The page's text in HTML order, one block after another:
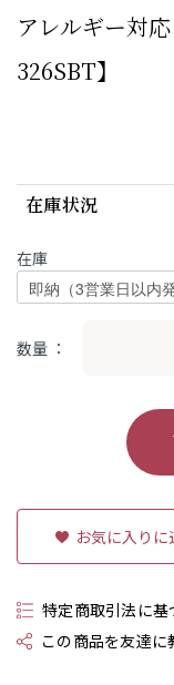
アレルギー対
326SBT】
在庫状況
在庫
数量
特定商取引法に基
この商品を友達に